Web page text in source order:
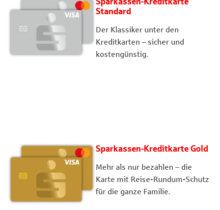
Standard
Der Klassiker unter den
Kreditkarten – sicher und
kostengünstig.
Sparkassen-Kreditkarte Gold
Mehr als nur bezahlen – die
Karte mit Reise-Rundum-Schutz
für die ganze Familie.